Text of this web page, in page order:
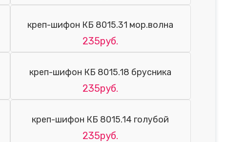
креп-шифон КБ 8015.31 мор.волна
235руб.
креп-шифон КБ 8015.18 брусника
235руб.
креп-шифон КБ 8015.14 голубой
235руб.